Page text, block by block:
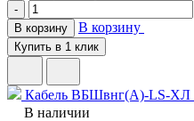
-
В корзину
В корзину
Купить в 1 клик
Кабель ВБШвнг(A)-LS-ХЛ
В наличии